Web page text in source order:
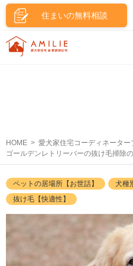
住まいの無料相談
HOME
愛犬家住宅コーディネーター
ゴールデンレトリーバーの抜け毛掃除
ペットの居場所【お世話】
犬種
抜け毛【快適性】